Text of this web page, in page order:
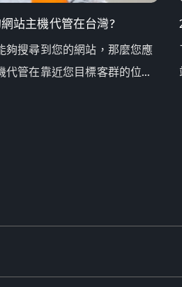
站主機代管在台灣?
夠搜尋到您的網站，那麼您應
代管在靠近您目標客群的位